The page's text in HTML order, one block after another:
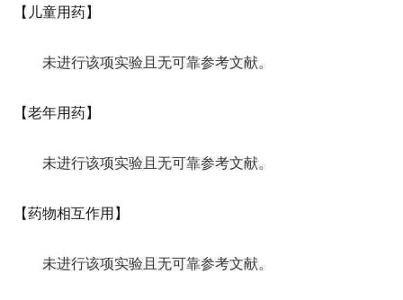
【儿童用药】
未进行该项实验且无可靠参考文献。
【老年用药】
未进行该项实验且无可靠参考文献。
【药物相互作用】
未进行该项实验且无可靠参考文献。